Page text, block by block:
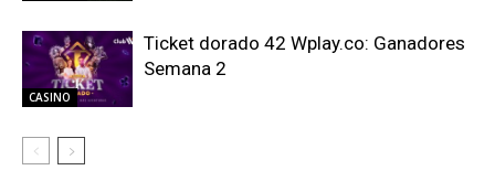
CASINO
Ticket dorado 42 Wplay.co: Ganadores
Semana 2